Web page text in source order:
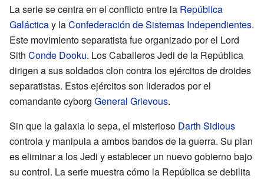
La serie se centra en el conflicto entre la República
Galácticay laConfederación de Sistemas Independientes.
Este movimiento separatista fue organizado por el Lord
Sith Conde Dooku. Los Caballeros Jedi de la República
dirigen a sus soldados clon contra los ejércitos de droides
separatistas. Estos ejércitos son liderados por el
comandante cyborg General Grievous.
Sin que la galaxia lo sepa, el misterioso Darth Sidious
controla y manipula a ambos bandos de la guerra. Su plan
es eliminar a los Jedi y establecer un nuevo gobierno bajo
su control. La serie muestra cómo la República se debilita